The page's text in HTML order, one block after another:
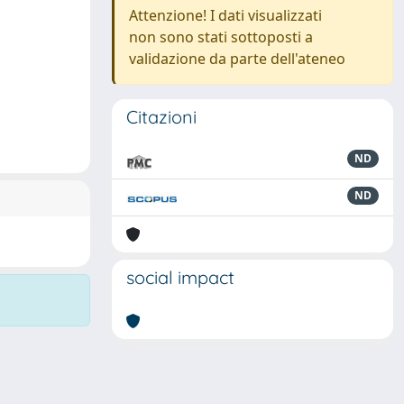
Attenzione! I dati visualizzati
non sono stati sottoposti a
validazione da parte dell'ateneo
Citazioni
ND
ND
social impact